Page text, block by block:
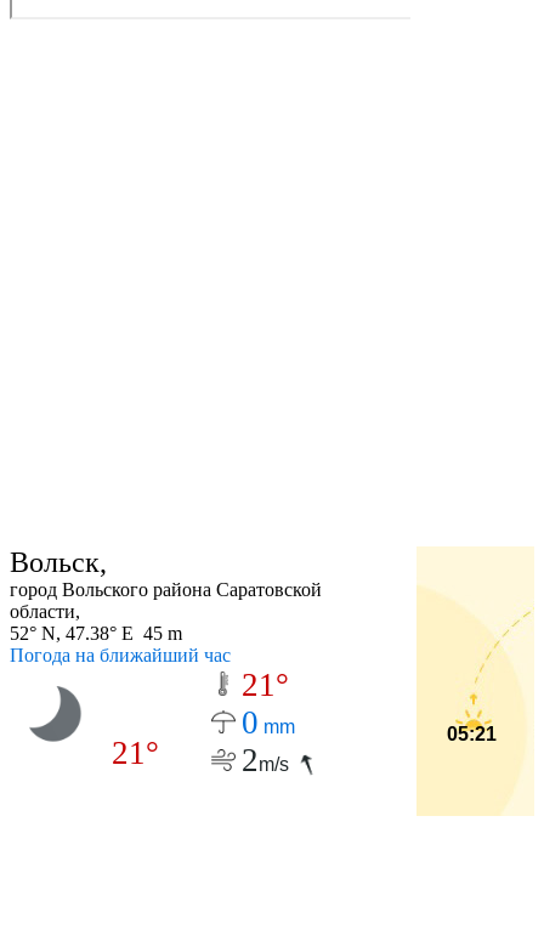
Вольск,
город Вольского района Саратовской
области,
52° N, 47.38° E 45 m
Погода на ближайший час
21°
21°
0 mm
2m/s
05:21